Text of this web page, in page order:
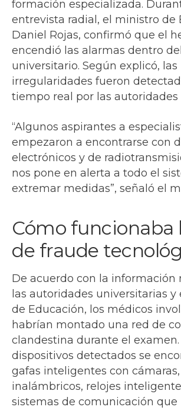
formación especializada.
entrevista radial, el ministro de
Daniel Rojas, confirmó que el
encendió las alarmas dentro
universitario. Según explicó, las
irregularidades fueron
tiempo real por las autoridades
“Algunos aspirantes a
empezaron a encontrarse con
electrónicos y de
nos pone en alerta a todo el
extremar medidas”, señaló el
Cómo funcionaba
de fraude
De acuerdo con la información
las autoridades universitarias y
de Educación, los médicos
habrían montado una red de
clandestina durante el examen.
dispositivos detectados se
gafas inteligentes con
inalámbricos, relojes
sistemas de comunicación